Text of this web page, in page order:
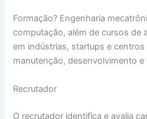
Formação? Engenharia
computação, além de cursos de
em indústrias, startups e
manutenção, desenvolvimento e
Recrutador
O recrutador identifica e avalia